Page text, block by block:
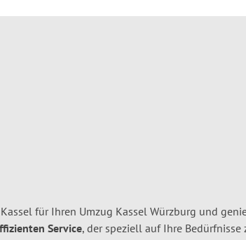
für Ihren Umzug Kassel Würzburg und
Service, der speziell auf Ihre Bedürfnisse